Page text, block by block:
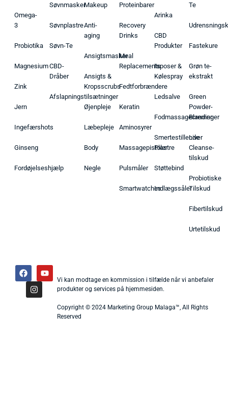
Omega-
3
Probiotika
Magnesium
Zink
Jern
Ingefærshots
Ginseng
Fordøjelseshjælp
Søvnmasker
Søvnplastre
Søvn-Te
CBD-
Dråber
Afslapningstilsætninger
Makeup
Anti-
aging
Ansigtsmasker
Ansigts &
Kropsscrubs
Øjenpleje
Læbepleje
Body
Negle
Proteinbarer
Recovery
Drinks
Meal
Replacements
Fedtforbrændere
Keratin
Aminosyrer
Massagepistoler
Pulsmåler
Smartwatches
Arinka
CBD
Produkter
Isposer &
Kølespray
Ledsalve
Fodmassagecremer
Smertestillende
Plastre
Støttebind
Indlægssåler
Te
Fastekure
Grøn te-
ekstrakt
Green
Powder-
Blandinger
Liver
Cleanse-
tilskud
Probiotiske
Tilskud
Fibertilskud
Urtetilskud
Vi kan modtage en kommission i tilfælde når vi anbefaler
produkter og services på hjemmesiden.
Copyright © 2024 Marketing Group Malaga™, All Rights
Reserved